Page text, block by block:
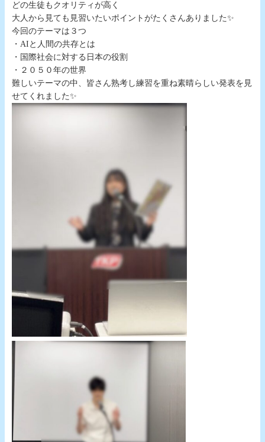
どの生徒もクオリティが高く
大人から見ても見習いたいポイントがたくさんありました✨
今回のテーマは３つ
・AIと人間の共存とは
・国際社会に対する日本の役割
・２０５０年の世界
難しいテーマの中、皆さん熟考し練習を重ね素晴らしい発表を見
せてくれました✨